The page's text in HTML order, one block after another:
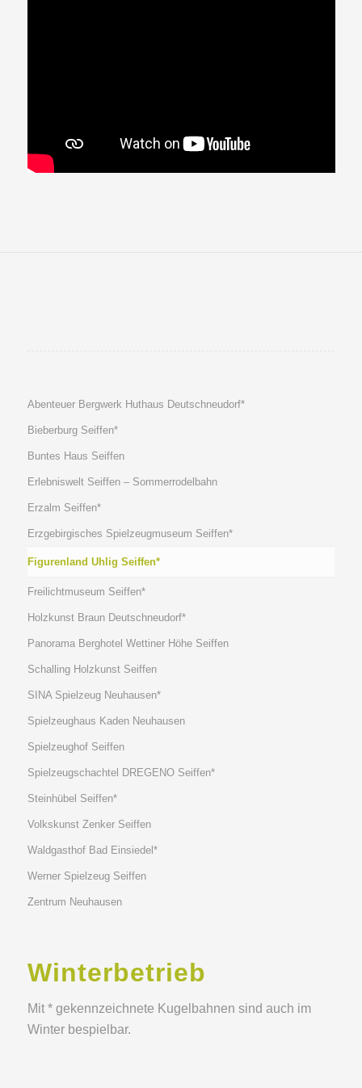
Abenteuer Bergwerk Huthaus Deutschneudorf*
Bieberburg Seiffen*
Buntes Haus Seiffen
Erlebniswelt Seiffen – Sommerrodelbahn
Erzalm Seiffen*
Erzgebirgisches Spielzeugmuseum Seiffen*
Figurenland Uhlig Seiffen*
Freilichtmuseum Seiffen*
Holzkunst Braun Deutschneudorf*
Panorama Berghotel Wettiner Höhe Seiffen
Schalling Holzkunst Seiffen
SINA Spielzeug Neuhausen*
Spielzeughaus Kaden Neuhausen
Spielzeughof Seiffen
Spielzeugschachtel DREGENO Seiffen*
Steinhübel Seiffen*
Volkskunst Zenker Seiffen
Waldgasthof Bad Einsiedel*
Werner Spielzeug Seiffen
Zentrum Neuhausen
Winterbetrieb
Mit * gekennzeichnete Kugelbahnen sind auch im
Winter bespielbar.